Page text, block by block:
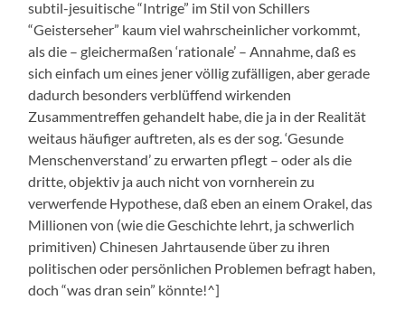
subtil-jesuitische “Intrige” im Stil von Schillers
“Geisterseher” kaum viel wahrscheinlicher vorkommt,
als die – gleichermaßen ‘rationale’ – Annahme, daß es
sich einfach um eines jener völlig zufälligen, aber gerade
dadurch besonders verblüffend wirkenden
Zusammentreffen gehandelt habe, die ja in der Realität
weitaus häufiger auftreten, als es der sog. ‘Gesunde
Menschenverstand’ zu erwarten pflegt – oder als die
dritte, objektiv ja auch nicht von vornherein zu
verwerfende Hypothese, daß eben an einem Orakel, das
Millionen von (wie die Geschichte lehrt, ja schwerlich
primitiven) Chinesen Jahrtausende über zu ihren
politischen oder persönlichen Problemen befragt haben,
doch “was dran sein” könnte!^]